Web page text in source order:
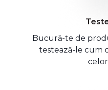
Bucură-te de
testează-le cum